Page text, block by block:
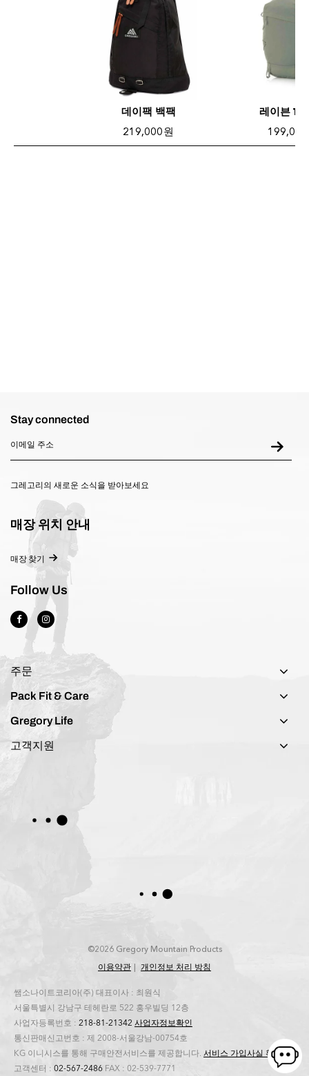
데이팩 백팩
219,000 원
레이븐 16
199,000
Stay connected
그레고리의 새로운 소식을 받아보세요
매장 위치 안내
매장 찾기
Follow Us
주문
Pack Fit & Care
Gregory Life
고객지원
©2026 Gregory Mountain Products
이용약관
개인정보 처리 방침
쌤소나이트코리아(주) 대표이사 : 최원식
서울특별시 강남구 테헤란로 522 홍우빌딩 12층
사업자등록번호 : 218-81-21342 사업자정보확인
통신판매신고번호 : 제 2008-서울강남-00754호
KG 이니시스를 통해 구매안전서비스를 제공합니다. 서비스 가입사실 확인
고객센터 : 02-567-2486 FAX : 02-539-7771